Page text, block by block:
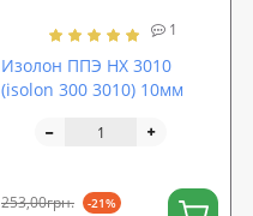
1
Изолон ППЭ НХ 3010
(isolon 300 3010) 10мм
253,00грн. -21%